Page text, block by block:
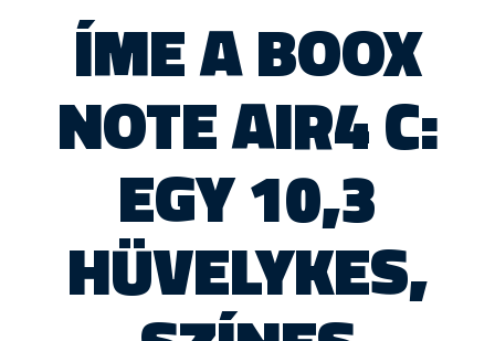
ÍME A BOOX
NOTE AIR4 C:
EGY 10,3
HÜVELYKES,